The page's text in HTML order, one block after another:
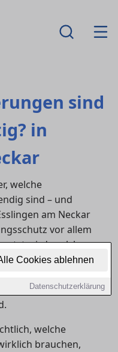
Cookies ablehnen
Datenschutzerklärung
sind
in
welche
sind – und
am Neckar
vor allem
wird, welche
und welche
Policen gelten
andere nur in
welche
brauchen,